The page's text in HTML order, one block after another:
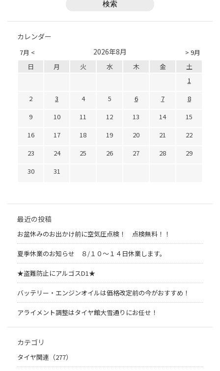
カレンダー
7月 < > 9月
2026年8月
日 月 火 水 木 金
土
1
2
3 4 5 6 7
8
9
10 11 12 13 14
15
16
17 18 19 20 21
22
23
24 25 26 27 28
29
30
31
最近の投稿
お盆休みのお出かけ前に空気圧点検！ 点検無料！！
夏季休業のお知らせ ８/１０～１４日休業します。
★盗難防止にアルゴスD1★
バッテリー・エンジンオイルは価格改定前の今がおすすめ！
アライメント調整はタイヤ館大雪通りにお任せ！
カテゴリ
タイヤ関連（277）